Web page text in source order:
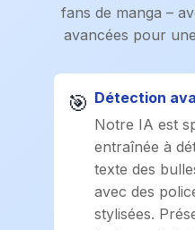
fans de manga –
avancées pour
🎯 Détection
Notre IA est
entraînée à
texte des
avec des
stylisées.